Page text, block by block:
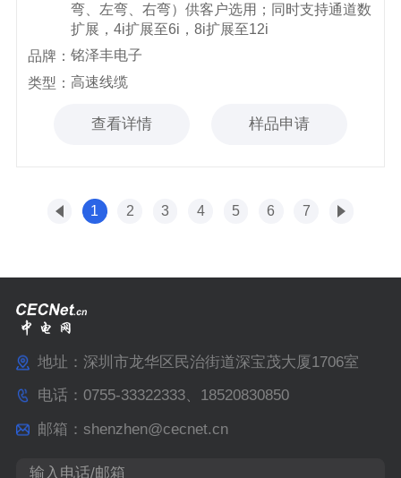
弯、左弯、右弯）供客户选用；同时支持通道数
扩展，4i扩展至6i，8i扩展至12i
品牌： 铭泽丰电子
类型： 高速线缆
查看详情 样品申请
1 2 3 4 5 6 7
地址：深圳市龙华区民治街道深宝茂大厦1706室
电话：0755-33322333、18520830850
邮箱：shenzhen@cecnet.cn